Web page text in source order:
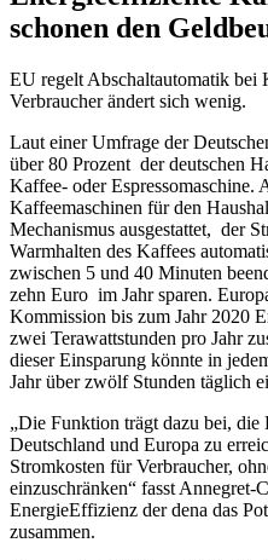
schonen den
EU regelt Abschaltautomatik bei
Verbraucher ändert sich wenig.
Laut einer Umfrage der
über 80 Prozent der deutschen
Kaffee- oder Espressomaschine.
Kaffeemaschinen für den
Mechanismus ausgestattet, der
Warmhalten des Kaffees
zwischen 5 und 40 Minuten
zehn Euro im Jahr sparen.
Kommission bis zum Jahr 2020
zwei Terawattstunden pro Jahr
dieser Einsparung könnte in
Jahr über zwölf Stunden täglich
„Die Funktion trägt dazu bei,
Deutschland und Europa zu
Stromkosten für Verbraucher,
einzuschränken“ fasst
EnergieEffizienz der dena das
zusammen.